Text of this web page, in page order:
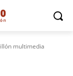
multimedia